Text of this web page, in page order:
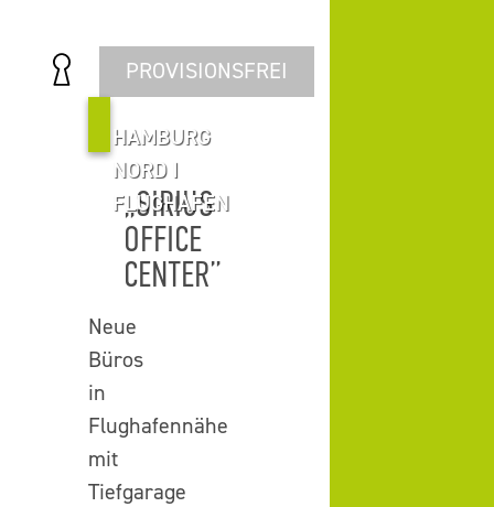
PROVISIONSFREI
HAMBURG
NORD I
FLUGHAFEN
„SIRIUS
OFFICE
CENTER”
Neue
Büros
in
Flughafennähe
mit
Tiefgarage